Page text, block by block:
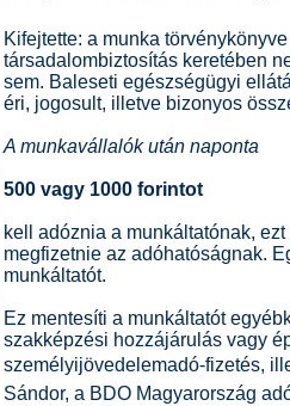
Kifejtette: a munka
társadalombiztosítás keretében
sem. Baleseti egészségügyi
éri, jogosult, illetve bizonyos
A munkavállalók után naponta
500 vagy 1000 forintot
kell adóznia a munkáltatónak,
megfizetnie az adóhatóságnak.
munkáltatót.
Ez mentesíti a munkáltatót
szakképzési hozzájárulás vagy
személyijövedelemadó-fizetés,
Sándor, a BDO Magyarország